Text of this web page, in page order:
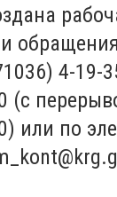
4-19-
(с
или по